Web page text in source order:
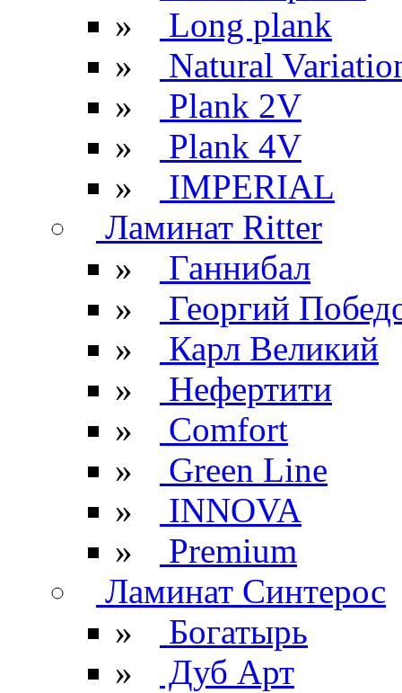
»
Long plank
»
Natural
»
Plank 2V
»
Plank 4V
»
IMPERIAL
Ламинат Ritter
»
Ганнибал
»
Георгий
»
Карл Великий
»
Нефертити
»
Comfort
»
Green Line
»
INNOVA
»
Premium
Ламинат Синтерос
»
Богатырь
»
Дуб Арт